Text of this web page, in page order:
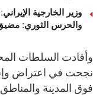
وزير الخارجية
والحرس الثوري:
وأفادت السلطات
فوق المدينة